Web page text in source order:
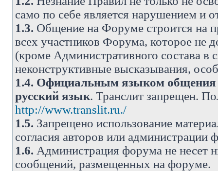
само по себе является нарушением и
1.3. Общение на Форуме строится на
всех участников Форума, которое не
(кроме Административного состава в
неконструктивные высказывания,
1.4. Официальным языком общения
русский язык. Транслит запрещен.
http://www.translit.ru./
1.5. Запрещено использование
согласия авторов или администрации
1.6. Администрация форума не несет
сообщений, размещенных на форуме.